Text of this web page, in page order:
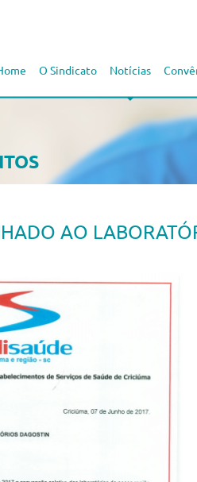
Notícias
O Sindicato
AO